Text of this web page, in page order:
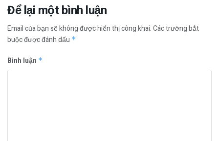
Để lại một bình luận
Email của bạn sẽ không được hiển thị công khai.Các trường bắt
buộc được đánh dấu *
Bình luận *